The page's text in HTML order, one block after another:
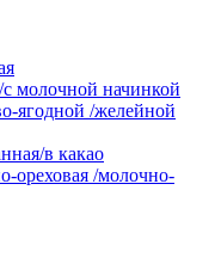
молочной начинкой
ягодной /желейной
в какао
ореховая /молочно-